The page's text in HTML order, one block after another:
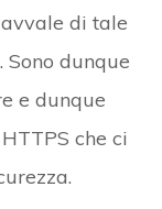
di tale
dunque
e dunque
che ci